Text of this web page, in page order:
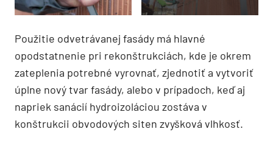
Použitie odvetrávanej fasády má hlavné
opodstatnenie pri rekonštrukciách, kde je okrem
zateplenia potrebné vyrovnať, zjednotiť a vytvoriť
úplne nový tvar fasády, alebo v prípadoch, keď aj
napriek sanácií hydroizoláciou zostáva v
konštrukcii obvodových siten zvyšková vlhkosť.